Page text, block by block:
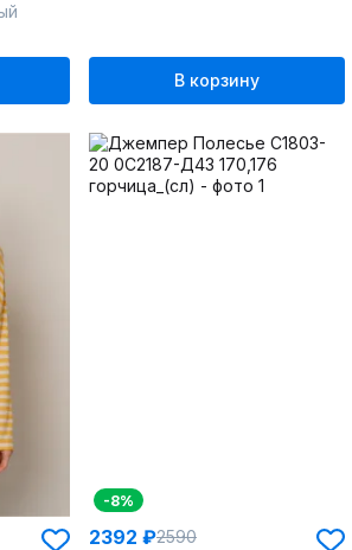
В корзину
-8%
2392 ₽2590